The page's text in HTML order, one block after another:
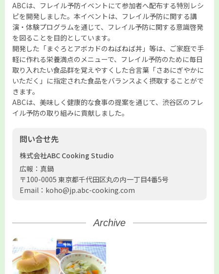
ABCは、フレイル予防イベントにて参加者へ配布する特別レシ
ピを開発しました。本イベントは、フレイル予防に関する講
演・体験プログラムを通じて、フレイル予防に関する意識啓発
を図ることを目的としています。
開発した「まぐろとアボカドのねばねば丼」等は、ご家庭で手
軽に作れる栄養満点のメニューで、フレイル予防のために毎日
取り入れたい食品群を覚えやすくした合言葉「さあにぎやかに
いただく」に指定された食品をバランスよく摂取することがで
きます。
ABCは、美味しく健康的な食事の提案を通じて、渋谷区のフレ
イル予防の取り組みに貢献しました。
問い合せ先
株式会社ABC Cooking Studio
広報：真鍋
〒100-0005 東京都千代田区丸の内一丁目4番5号
Email：koho@jp.abc-cooking.com
Archive